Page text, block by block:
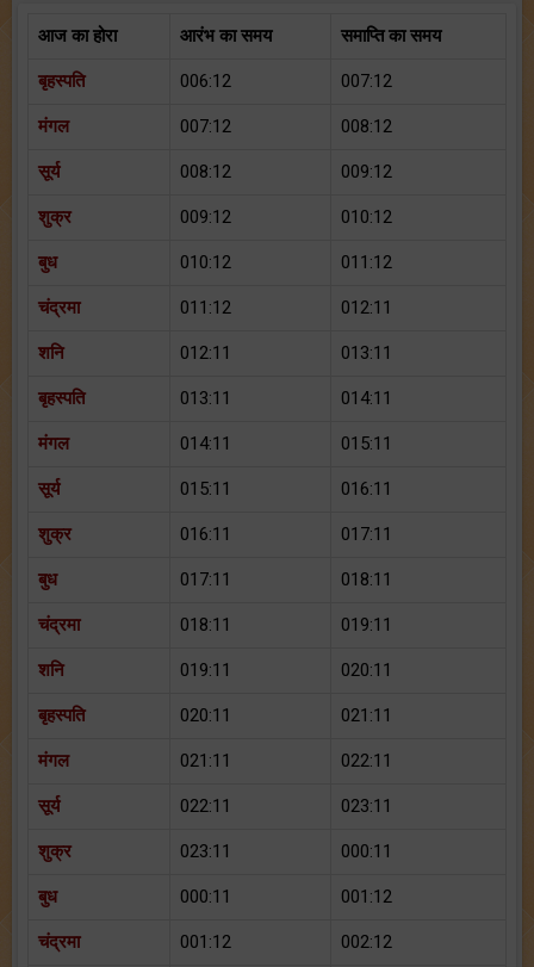
आज का होरा आरंभ का समय समाप्ति का समय
बृहस्पति 006:12 007:12
मंगल 007:12 008:12
सूर्य 008:12 009:12
शुक्र 009:12 010:12
बुध 010:12 011:12
चंद्रमा 011:12 012:11
शनि 012:11 013:11
बृहस्पति 013:11 014:11
मंगल 014:11 015:11
सूर्य 015:11 016:11
शुक्र 016:11 017:11
बुध 017:11 018:11
चंद्रमा 018:11 019:11
शनि 019:11 020:11
बृहस्पति 020:11 021:11
मंगल 021:11 022:11
सूर्य 022:11 023:11
शुक्र 023:11 000:11
बुध 000:11 001:12
चंद्रमा 001:12 002:12